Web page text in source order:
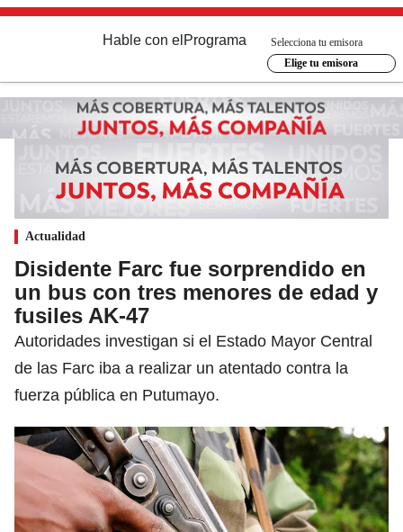
Hable con el Programa
Selecciona tu emisora
Elige tu emisora
Actualidad
Disidente Farc fue sorprendido en
un bus con tres menores de edad y
fusiles AK-47
Autoridades investigan si el Estado Mayor Central
de las Farc iba a realizar un atentado contra la
fuerza pública en Putumayo.